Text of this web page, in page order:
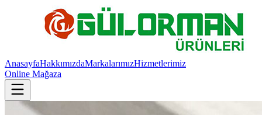
AnasayfaHakkımızdaMarkalarımızHizmetlerimiz
Online Mağaza